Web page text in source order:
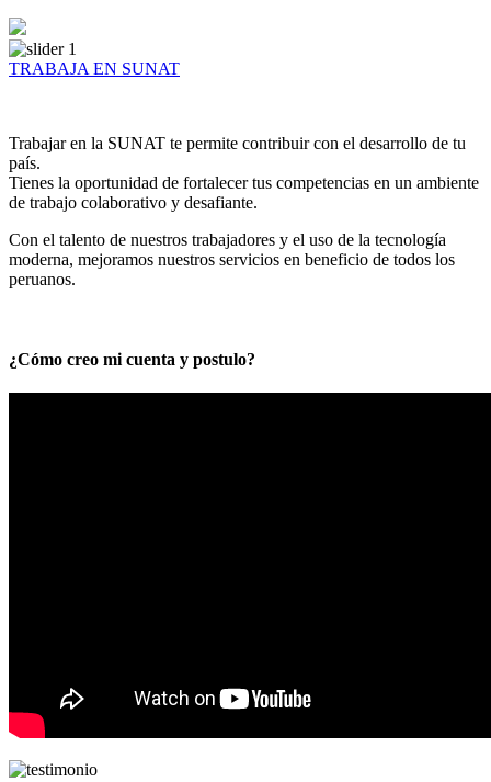
TRABAJA EN SUNAT
Trabajar en la SUNAT te permite contribuir con el desarrollo de tu
país.
Tienes la oportunidad de fortalecer tus competencias en un ambiente
de trabajo colaborativo y desafiante.
Con el talento de nuestros trabajadores y el uso de la tecnología
moderna, mejoramos nuestros servicios en beneficio de todos los
peruanos.
¿Cómo creo mi cuenta y postulo?